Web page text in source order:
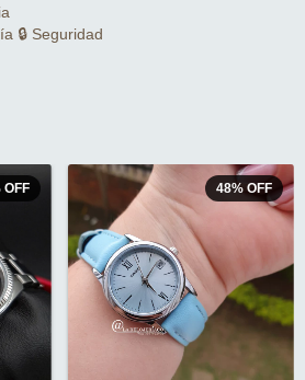
🔒 Seguridad
OFF 48%OFF